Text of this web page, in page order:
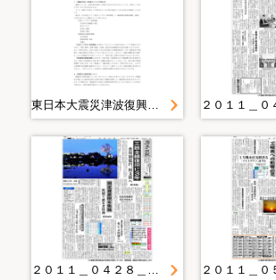
東日本大震災津波復興に関するメモ（２）
２０１１＿０４２８＿１＿仮設用地確保 来月中旬めど 県補正予算が可決